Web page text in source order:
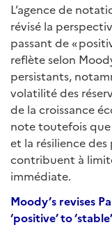
L’agence de
révisé la
passant de «
reflète selon
persistants,
volatilité des
de la croissance
note toutefois
et la résilience
contribuent à
immédiate.
Moody’s revises
‘positive’ to ‘stable’